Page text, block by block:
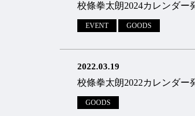
校條拳太朗2024カレンダー
EVENT GOODS
2022.03.19
校條拳太朗2022カレンダー
GOODS